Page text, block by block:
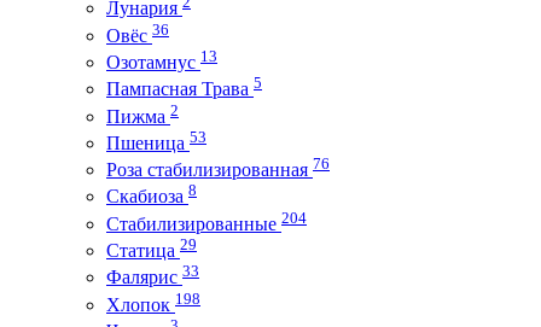
Лунария
Овёс 36
Озотамнус 13
Пампасная Трава 5
Пижма 2
Пшеница 53
Роза стабилизированная 76
Скабиоза 8
Стабилизированные 204
Статица 29
Фалярис 33
Хлопок 198